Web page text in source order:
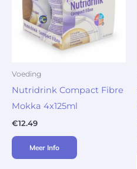
Voeding
Nutridrink Compact Fibre
Mokka 4x125ml
€12.49
Meer Info